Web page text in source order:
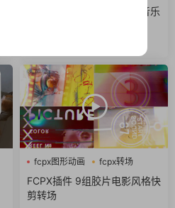
fcpx插件 酷炫街头风摇滚音乐
fcpx图形动画
fcpx转场
FCPX插件 9组胶片电影风格快
剪转场